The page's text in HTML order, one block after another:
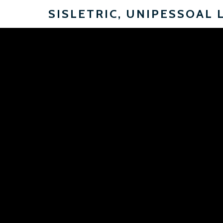
SISLETRIC, UNIPESSOAL